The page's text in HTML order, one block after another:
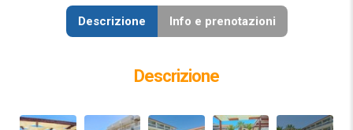
Descrizione Info e prenotazioni
Descrizione